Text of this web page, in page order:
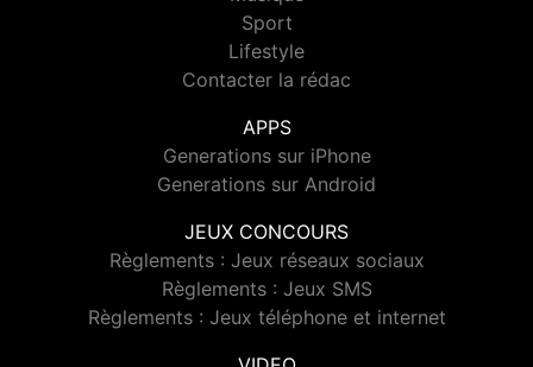
Sport
Lifestyle
Contacter la rédac
APPS
Generations sur iPhone
Generations sur Android
JEUX CONCOURS
Règlements : Jeux réseaux sociaux
Règlements : Jeux SMS
Règlements : Jeux téléphone et internet